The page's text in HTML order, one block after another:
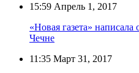
15:59 Апрель 1, 2017
«Новая газета»
Чечне
11:35 Март 31, 2017